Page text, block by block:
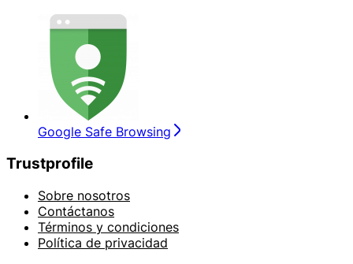
Google Safe Browsing
Trustprofile
Sobre nosotros
Contáctanos
Términos y condiciones
Política de privacidad